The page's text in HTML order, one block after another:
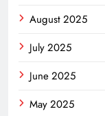
August 2025
July 2025
June 2025
May 2025